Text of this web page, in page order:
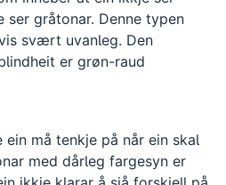
ser gråtonar. Denne typen
svært uvanleg. Den
er grøn-raud
må tenkje på når ein skal
med dårleg fargesyn er